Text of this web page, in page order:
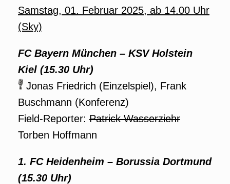
Samstag, 01. Februar 2025, ab 14.00 Uhr
(Sky)
FC Bayern München – KSV Holstein
Kiel (15.30 Uhr)
Jonas Friedrich (Einzelspiel), Frank
Buschmann (Konferenz)
Field-Reporter: Patrick Wasserziehr
Torben Hoffmann
1. FC Heidenheim – Borussia Dortmund
(15.30 Uhr)